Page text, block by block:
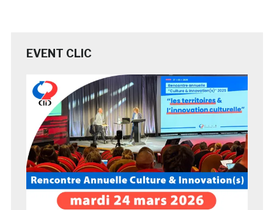
EVENT CLIC